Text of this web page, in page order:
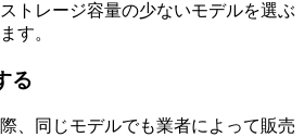
トレージ容量の少ないモデルを選ぶ
す。
る
、同じモデルでも業者によって販売